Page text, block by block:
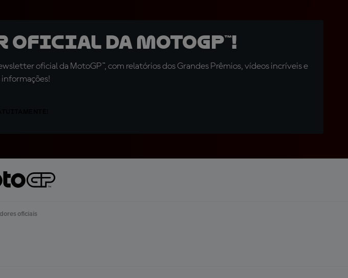
oficial da MotoGP™!
oficial da MotoGP™, com relatórios dos Grandes Prêmios, vídeos incríveis e
oficiais